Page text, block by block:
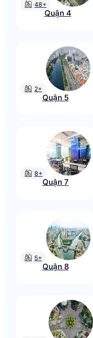
48+
Quận 4
2+
Quận 5
8+
Quận 7
5+
Quận 8